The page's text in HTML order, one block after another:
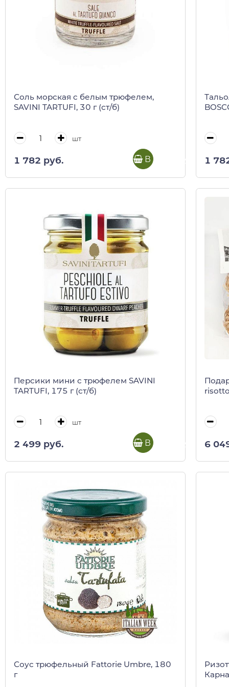
Соль морская c белым трюфелем,
SAVINI TARTUFI, 30 г (ст/б)
шт
1 782 руб. В корзину 1
Персики мини с трюфелем SAVINI
TARTUFI, 175 г (ст/б)
шт
2 499 руб. В корзину 6
Соус трюфельный Fattorie Umbre, 180
г